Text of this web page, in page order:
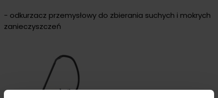
- odkurzacz przemysłowy do zbierania suchych i mokrych
zanieczyszczeń